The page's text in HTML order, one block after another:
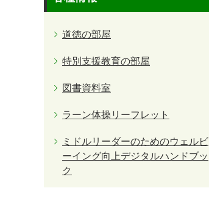
道徳の部屋
特別支援教育の部屋
図書資料室
ラーン体操リーフレット
ミドルリーダーのためのウェルビ
ーイング向上デジタルハンドブッ
ク